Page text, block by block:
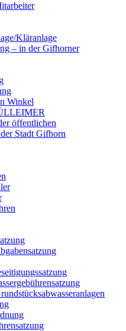
Kläranlage
– in der Gifhorner
Winkel
öffentlichen
Stadt Gifhorn